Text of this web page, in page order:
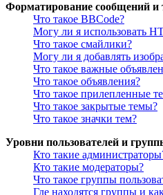
Форматирование сообщений и
Что такое BBCode?
Могу ли я использовать
Что такое смайлики?
Могу ли я добавлять
Что такое важные
Что такое объявления?
Что такое прилепленные
Что такое закрытые темы?
Что такое значки тем?
Уровни пользователей и
Кто такие
Кто такие модераторы?
Что такое группы
Где находятся группы и